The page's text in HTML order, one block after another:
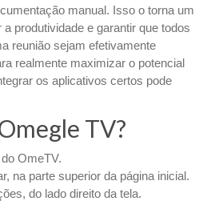
manual. Isso o torna um
produtividade e garantir que todos
reunião sejam efetivamente
realmente maximizar o potencial
os aplicativos certos pode
TV?
OmeTV.
na parte superior da página inicial.
do lado direito da tela.